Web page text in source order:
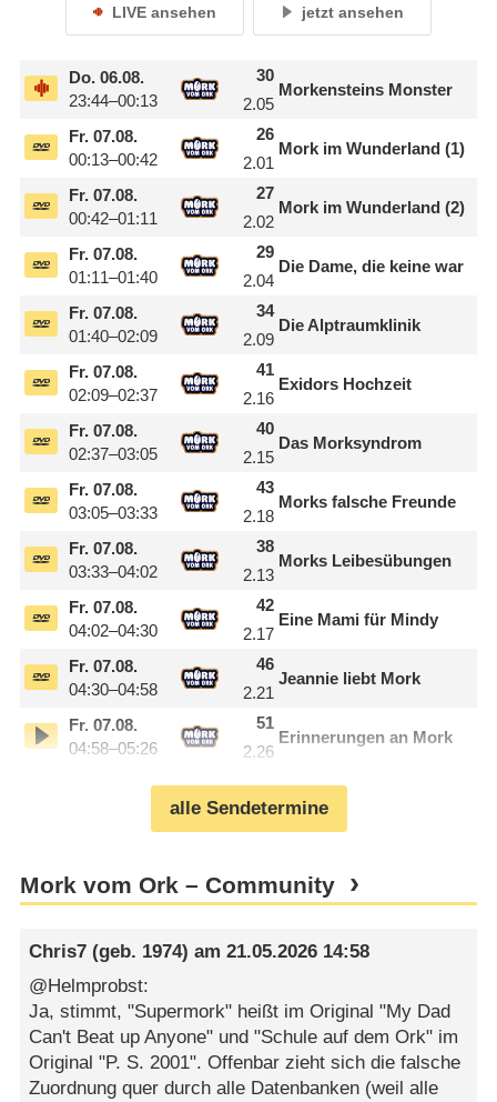
LIVE ansehen jetzt ansehen
Do.06.08.
23:44–00:13
30
2.05
Morkensteins Monster
Fr.07.08.
00:13–00:42
26
2.01
Mork im Wunderland (1)
Fr.07.08.
00:42–01:11
27
2.02
Mork im Wunderland (2)
Fr.07.08.
01:11–01:40
29
2.04
Die Dame, die keine war
Fr.07.08.
01:40–02:09
34
2.09
Die Alptraumklinik
Fr.07.08.
02:09–02:37
41
2.16
Exidors Hochzeit
Fr.07.08.
02:37–03:05
40
2.15
Das Morksyndrom
Fr.07.08.
03:05–03:33
43
2.18
Morks falsche Freunde
Fr.07.08.
03:33–04:02
38
2.13
Morks Leibesübungen
Fr.07.08.
04:02–04:30
42
2.17
Eine Mami für Mindy
Fr.07.08.
04:30–04:58
46
2.21
Jeannie liebt Mork
Fr. 07.08.
04:58–05:26
51
2.26
Erinnerungen an Mork
alle Sendetermine
Mork vom Ork – Community
Chris7 (geb. 1974) am21.05.2026 14:58
@Helmprobst:
Ja, stimmt, "Supermork" heißt im Original "My Dad
Can't Beat up Anyone" und "Schule auf dem Ork" im
Original "P. S. 2001". Offenbar zieht sich die falsche
Zuordnung quer durch alle Datenbanken (weil alle